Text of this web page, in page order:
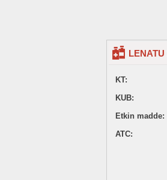
KT:
KUB:
Etkin madde:
ATC: